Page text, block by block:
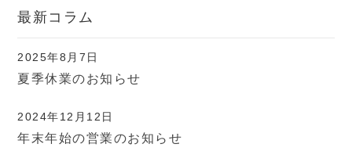
最新コラム
2025年8月7日
夏季休業のお知らせ
2024年12月12日
年末年始の営業のお知らせ